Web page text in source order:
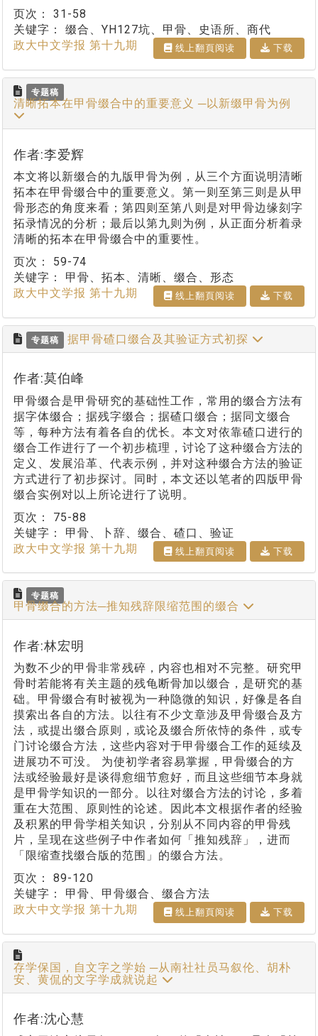
页次： 31-58
关键字： 缀合、YH127坑、甲骨、史语所、商代
政大中文学报 第十九期
线上翻⾴阅读 下载
专题稿
清晰拓本在甲骨缀合中的重要意义 ─以新缀甲骨为例
作者:李爱辉
本文将以新缀合的九版甲骨为例，从三个方面说明清晰
拓本在甲骨缀合中的重要意义。第一则至第三则是从甲
骨形态的角度来看；第四则至第八则是对甲骨边缘刻字
拓录情况的分析；最后以第九则为例，从正面分析着录
清晰的拓本在甲骨缀合中的重要性。
页次： 59-74
关键字： 甲骨、拓本、清晰、缀合、形态
政大中文学报 第十九期
线上翻⾴阅读 下载
专题稿 据甲骨碴口缀合及其验证方式初探
作者:莫伯峰
甲骨缀合是甲骨研究的基础性工作，常用的缀合方法有
据字体缀合；据残字缀合；据碴口缀合；据同文缀合
等，每种方法有着各自的优长。本文对依靠碴口进行的
缀合工作进行了一个初步梳理，讨论了这种缀合方法的
定义、发展沿革、代表示例，并对这种缀合方法的验证
方式进行了初步探讨。同时，本文还以笔者的四版甲骨
缀合实例对以上所论进行了说明。
页次： 75-88
关键字： 甲骨、卜辞、缀合、碴口、验证
政大中文学报 第十九期
线上翻⾴阅读 下载
专题稿
甲骨缀合的方法─推知残辞限缩范围的缀合
作者:林宏明
为数不少的甲骨非常残碎，内容也相对不完整。研究甲
骨时若能将有关主题的残龟断骨加以缀合，是研究的基
础。甲骨缀合有时被视为一种隐微的知识，好像是各自
摸索出各自的方法。以往有不少文章涉及甲骨缀合及方
法，或提出缀合原则，或论及缀合所依恃的条件，或专
门讨论缀合方法，这些内容对于甲骨缀合工作的延续及
进展功不可没。 为使初学者容易掌握，甲骨缀合的方
法或经验最好是谈得愈细节愈好，而且这些细节本身就
是甲骨学知识的一部分。以往对缀合方法的讨论，多着
重在大范围、原则性的论述。因此本文根据作者的经验
及积累的甲骨学相关知识，分别从不同内容的甲骨残
片，呈现在这些例子中作者如何「推知残辞」，进而
「限缩查找缀合版的范围」的缀合方法。
页次： 89-120
关键字： 甲骨、甲骨缀合、缀合方法
政大中文学报 第十九期
线上翻⾴阅读 下载
存学保国，自文字之学始 ─从南社社员马叙伦、胡朴
安、黄侃的文字学成就说起
作者:沈心慧